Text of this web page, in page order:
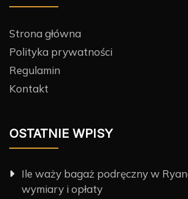
Strona główna
Polityka prywatności
Regulamin
Kontakt
OSTATNIE WPISY
Ile waży bagaż podręczny w
wymiary i opłaty